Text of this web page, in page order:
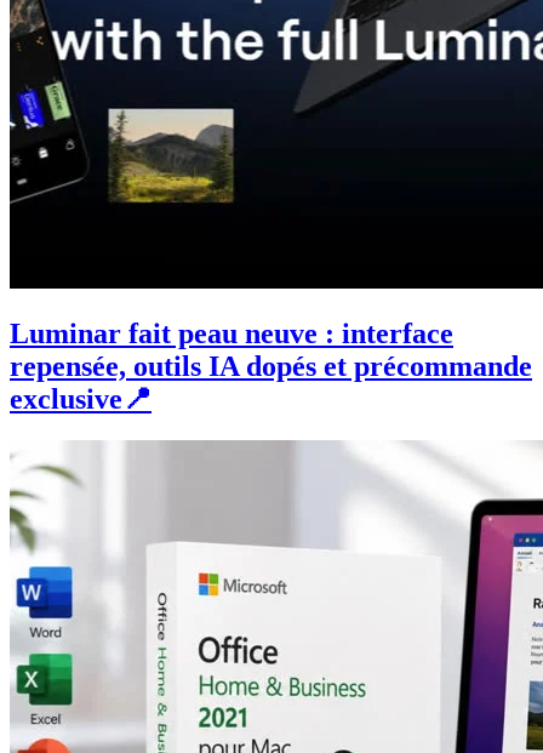
Luminar fait peau neuve : interface
repensée, outils IA dopés et précommande
exclusive📍